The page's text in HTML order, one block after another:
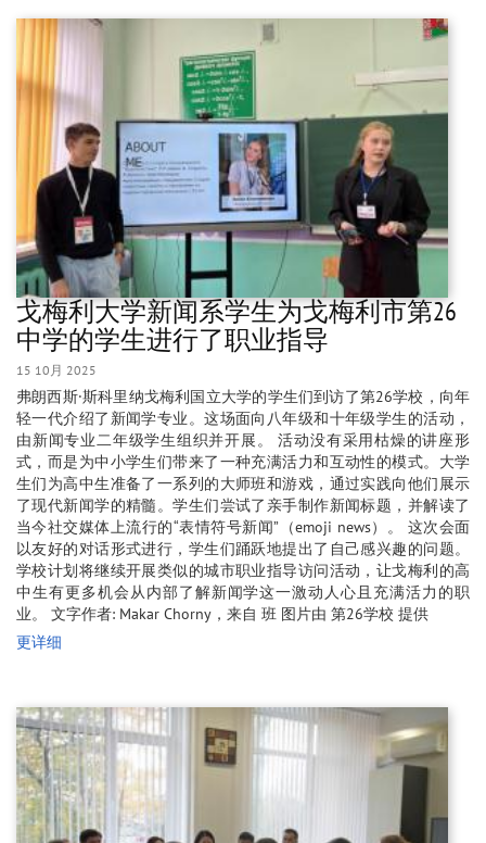
戈梅利大学新闻系学生为戈梅利市第26
中学的学生进行了职业指导
15 10月 2025
弗朗西斯·斯科里纳戈梅利国立大学的学生们到访了第26学校，向年
轻一代介绍了新闻学专业。这场面向八年级和十年级学生的活动，
由新闻专业二年级学生组织并开展。 活动没有采用枯燥的讲座形
式，而是为中小学生们带来了一种充满活力和互动性的模式。大学
生们为高中生准备了一系列的大师班和游戏，通过实践向他们展示
了现代新闻学的精髓。学生们尝试了亲手制作新闻标题，并解读了
当今社交媒体上流行的“表情符号新闻”（emoji news）。 这次会面
以友好的对话形式进行，学生们踊跃地提出了自己感兴趣的问题。
学校计划将继续开展类似的城市职业指导访问活动，让戈梅利的高
中生有更多机会从内部了解新闻学这一激动人心且充满活力的职
业。 文字作者: Makar Chorny，来自 班 图片由 第26学校 提供
更详细